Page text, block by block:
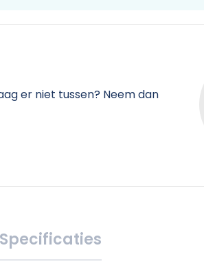
er niet tussen? Neem dan
Specificaties